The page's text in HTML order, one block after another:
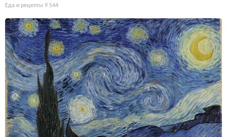
Еда и рецепты 9 544